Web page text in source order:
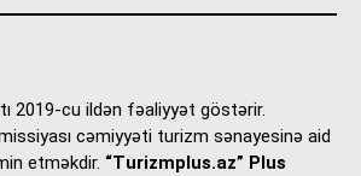
2019-cu ildən fəaliyyət göstərir.
cəmiyyəti turizm sənayesinə aid
etməkdir. “Turizmplus.az” Plus